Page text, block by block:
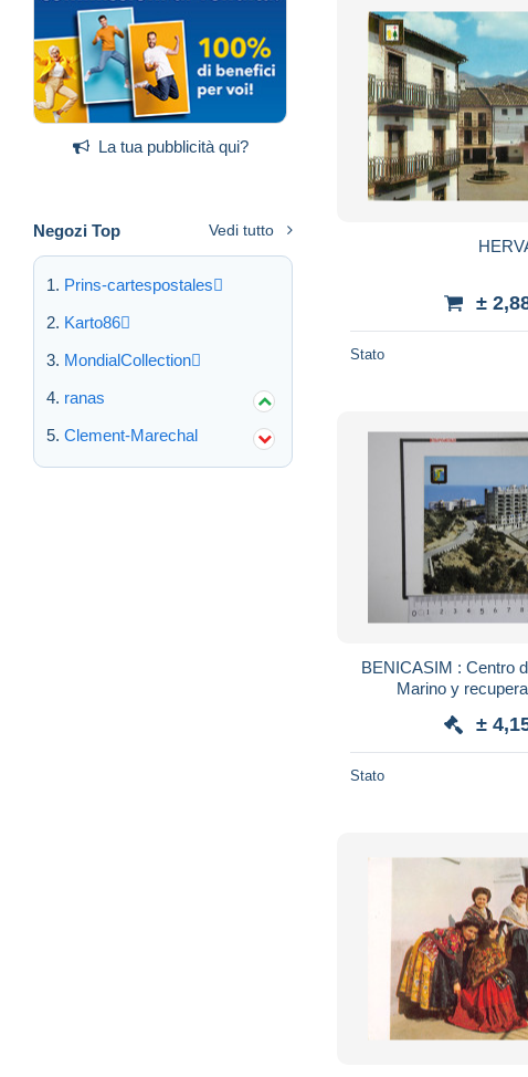
La tua pubblicità qui?
Negozi Top Vedi tutto
Prins-cartespostales
Karto86
MondialCollection
ranas
Clement-Marechal
±
Stato
BENICASIM : Centro
Marino y
±
Stato